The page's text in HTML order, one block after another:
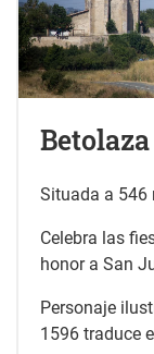
Betolaza
Situada a 546
Celebra las
honor a San
Personaje
1596 traduce